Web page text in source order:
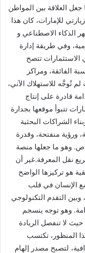
العلاقة بين المواطن
للإمارات، كان هذا
الذكاء الاصطناعي و
وفي طريقة إدارة
الاستثمارات تتصح
الفائقة، ومراكز
تُوجَّه للاستهلاك الآني،
قادرة على إنتاج
تتبوأ موقعها بجدارة
الشراكات البحثية
ورؤية منفتحة، وقدرة
وهو ما جعلها منصة
نقل المعرفة.غير أن
هو تركيزها الواضح
الإنسان في قلب
وبين التقدم التكنولوجي
وهو توجه ينسجم
لا تنفصل الريادة
المنظور، تكتسب
لتصبح مصدر إلهام